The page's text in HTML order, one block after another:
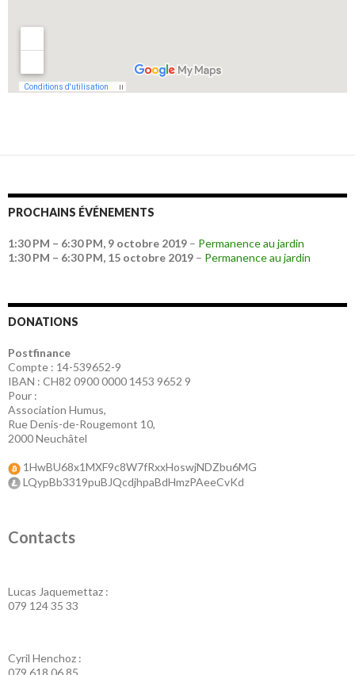
PROCHAINS ÉVÉNEMENTS
1:30 PM – 6:30 PM, 9 octobre 2019 – Permanence au jardin
1:30 PM – 6:30 PM, 15 octobre 2019 – Permanence au jardin
DONATIONS
Postfinance
Compte : 14-539652-9
IBAN : CH82 0900 0000 1453 9652 9
Pour :
Association Humus,
Rue Denis-de-Rougemont 10,
2000 Neuchâtel
1HwBU68x1MXF9c8W7fRxxHoswjNDZbu6MG
LQypBb3319puBJQcdjhpaBdHmzPAeeCvKd
Contacts
Lucas Jaquemettaz :
079 124 35 33
Cyril Henchoz :